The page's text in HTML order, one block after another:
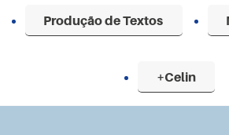
Produção de Textos
+Celin